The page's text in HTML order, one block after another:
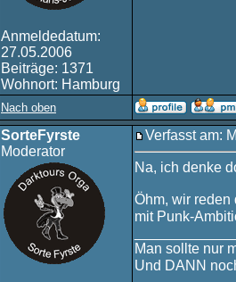
Anmeldedatum:
27.05.2006
Beiträge: 1371
Wohnort: Hamburg
Nach oben
SorteFyrste
Moderator
Verfasst am:
Na, ich denke
Öhm, wir
mit Punk-
Man sollte nur
Und DANN